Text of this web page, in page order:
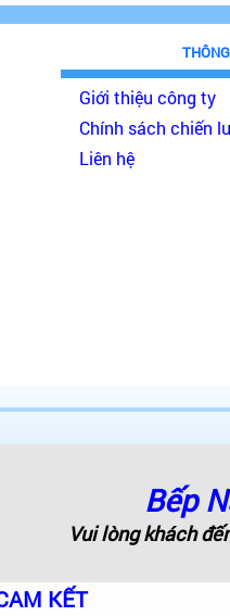
Giới thiệu công ty
Chính sách chiến
Liên hệ
Bếp
Vui lòng khách
KẾT